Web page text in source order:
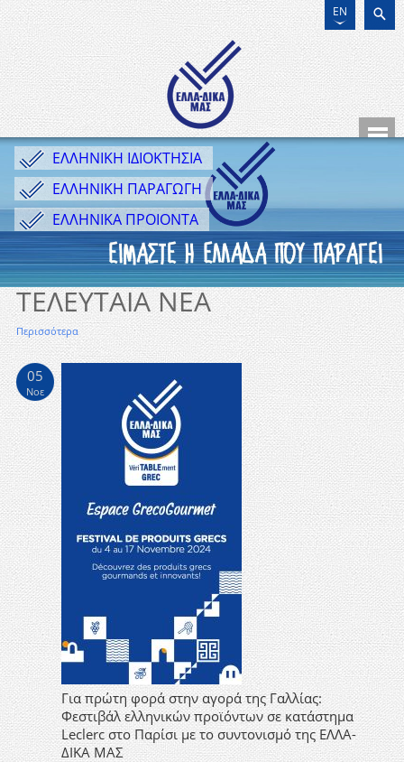
EN
ΕΛΛΗΝΙΚΗ ΙΔΙΟΚΤΗΣΙΑ
ΕΛΛΗΝΙΚΗ ΠΑΡΑΓΩΓΗ
ΕΛΛΗΝΙΚΑ ΠΡΟΙΟΝΤΑ
ΤΕΛΕΥΤΑΙΑ ΝΕΑ
Περισσότερα
05
Νοε
Για πρώτη φορά στην αγορά της Γαλλίας:
Φεστιβάλ ελληνικών προϊόντων σε κατάστημα
Leclerc στο Παρίσι με το συντονισμό της ΕΛΛΑ-
ΔΙΚΑ ΜΑΣ